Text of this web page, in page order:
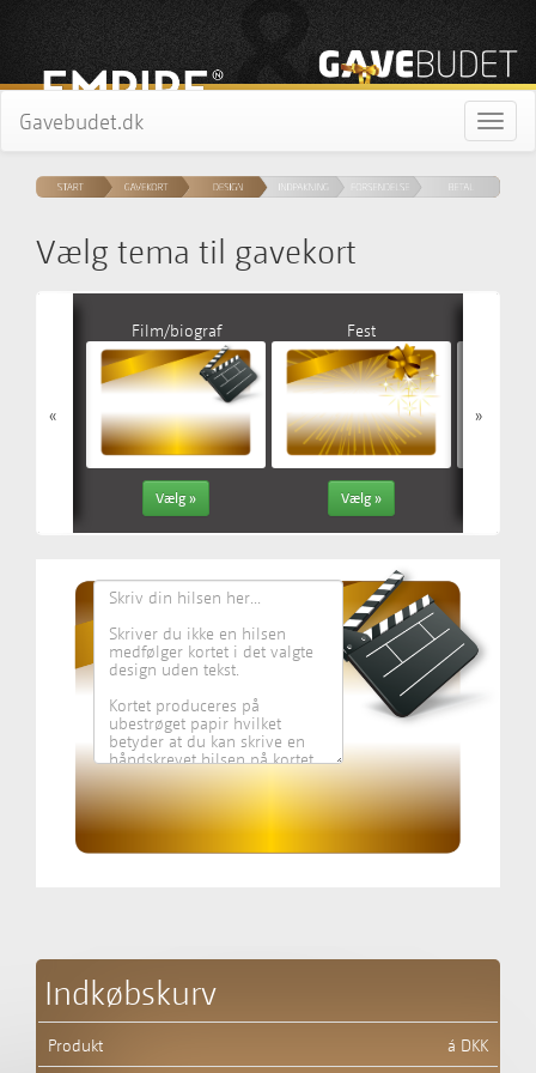
Toggle
Gavebudet.dk
Vælg tema til gavekort
« »
Film/biograf
Vælg »
Fest
Vælg »
Indkøbskurv
Produkt á DKK